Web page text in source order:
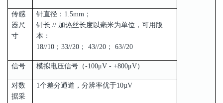
传感
器尺
寸
针直径：1.5mm；
针长 // 加热丝长度以毫米为单位，可用版
本：
18//10；33//20； 43//20； 63//20
信号 模拟电压信号（-100μV - +800μV）
对数
据采
1个差分通道，分辨率优于10µV